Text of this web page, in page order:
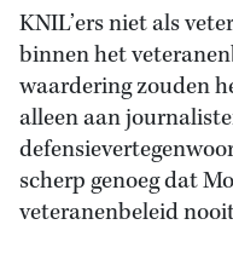
KNIL’ers niet als
binnen het
waardering zouden
alleen aan
scherp genoeg dat
veteranenbeleid